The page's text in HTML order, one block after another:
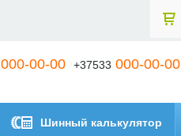
000-00-00 +37533 000-00-00
Шинный калькулятор